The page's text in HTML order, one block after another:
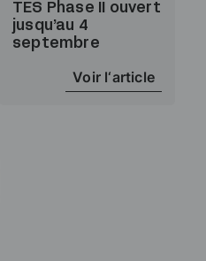
TES Phase II ouvert
jusqu’au 4
septembre
Voir l‘article